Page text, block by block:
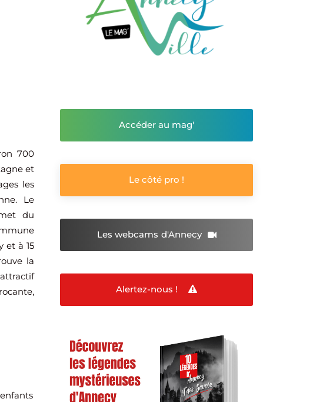
700
et
les
Le
du
et à 15
la
Accéder au mag'
Le côté pro !
Les webcams d'Annecy
Alertez-nous !